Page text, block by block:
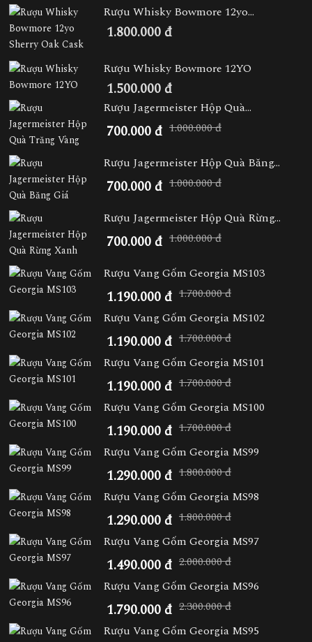
Rượu Whisky Bowmore 12yo...
1.800.000 đ
Rượu Whisky Bowmore 12YO
1.500.000 đ
Rượu Jagermeister Hộp Quà...
700.000 đ 1.000.000 đ
Rượu Jagermeister Hộp Quà Băng...
700.000 đ 1.000.000 đ
Rượu Jagermeister Hộp Quà Rừng...
700.000 đ 1.000.000 đ
Rượu Vang Gốm Georgia MS103
1.190.000 đ 1.700.000 đ
Rượu Vang Gốm Georgia MS102
1.190.000 đ 1.700.000 đ
Rượu Vang Gốm Georgia MS101
1.190.000 đ 1.700.000 đ
Rượu Vang Gốm Georgia MS100
1.190.000 đ 1.700.000 đ
Rượu Vang Gốm Georgia MS99
1.290.000 đ 1.800.000 đ
Rượu Vang Gốm Georgia MS98
1.290.000 đ 1.800.000 đ
Rượu Vang Gốm Georgia MS97
1.490.000 đ 2.000.000 đ
Rượu Vang Gốm Georgia MS96
1.790.000 đ 2.300.000 đ
Rượu Vang Gốm Georgia MS95